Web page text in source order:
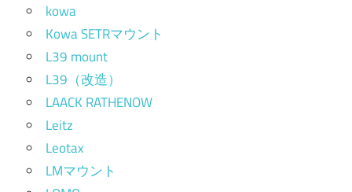
kowa
Kowa SETRマウント
L39 mount
L39（改造）
LAACK RATHENOW
Leitz
Leotax
LMマウント